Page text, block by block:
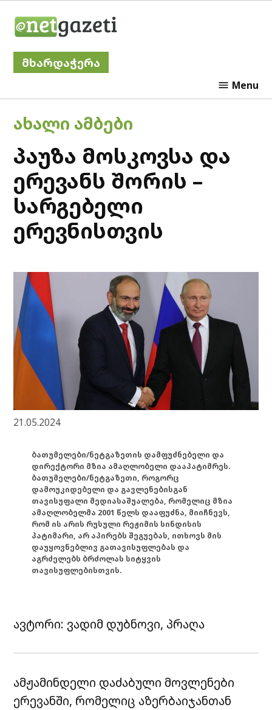
მხარდაჭერა
Menu
POSTED
IN
ᲐᲮᲐᲚᲘ ᲐᲛᲑᲔᲑᲘ
პაუზა მოსკოვსა და
ერევანს შორის –
სარგებელი
ერევნისთვის
21.05.2024
ბათუმელები/ნეტგაზეთის დამფუძნებელი და
დირექტორი მზია ამაღლობელი დააპატიმრეს.
ბათუმელები/ნეტგაზეთი, როგორც
დამოუკიდებელი და გავლენებისგან
თავისუფალი მედიასაშუალება, რომელიც მზია
ამაღლობელმა 2001 წელს დააფუძნა, მიიჩნევს,
რომ ის არის რუსული რეჟიმის სინდისის
პატიმარი, არ აპირებს შეგუებას, ითხოვს მის
დაუყოვნებლივ გათავისუფლებას და
აგრძელებს ბრძოლას სიტყვის
თავისუფლებისთვის.
ავტორი: ვადიმ დუბნოვი, პრაღა
ამჟამინდელი დაძაბული მოვლენები
ერევანში, რომელიც აზერბაიჯანთან